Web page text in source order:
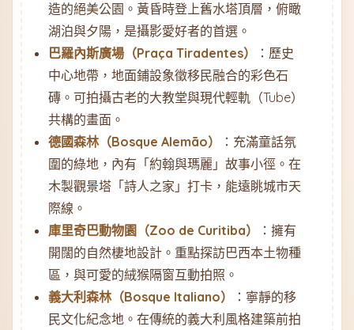
造的絕美公園。黃昏時登上舊水塔頂層，俯瞰
湖泊與夕陽，是攝影愛好者的首選。
巴羅內斯廣場（Praça Tiradentes）
：歷史
中心地帶，地面鋪設象徵移民融合的彩色石
磚。可拍攝古老的大教堂與現代輕軌（Tube）
共構的畫面。
德國森林（Bosque Alemão）
：充滿童話氛
圍的綠地，內有「約翰與瑪麗」故事小徑。在
木製觀景塔「詩人之家」打卡，能遠眺城市天
際線。
庫里奇巴動物園（Zoo de Curitiba）
：擁有
開闊的自然棲地設計。重點探訪巴西本土物種
區，與可愛的絨猴隔窗互動拍照。
義大利森林（Bosque Italiano）
：寧靜的移
民文化紀念地。在傳統的義大利風格建築前拍